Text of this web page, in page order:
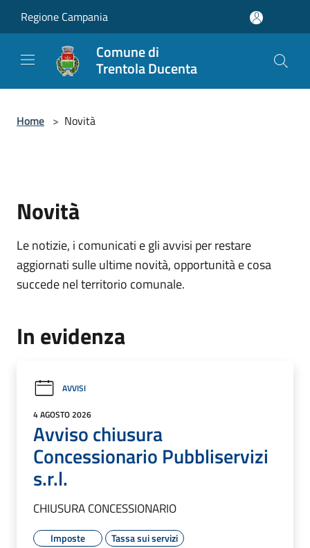
Regione Campania
Comune di
Trentola Ducenta
Home > Novità
Novità
Le notizie, i comunicati e gli avvisi per restare
aggiornati sulle ultime novità, opportunità e cosa
succede nel territorio comunale.
In evidenza
AVVISI
4 AGOSTO 2026
Avviso chiusura
Concessionario Pubbliservizi
s.r.l.
CHIUSURA CONCESSIONARIO
Imposte Tassa sui servizi